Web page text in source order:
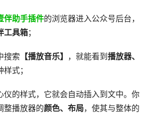
伴助手插件的浏览器进入公众号后台，
工具箱；
搜索 【播放音乐】 ，就能看到 播放器、
式；
仪的样式，它就会自动插入到文中。你
整播放器的颜色、布局，使其与整体的